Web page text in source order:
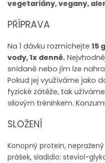
vegetariány, vegany,
PŘÍPRAVA
Na 1 dávku rozmíchejte 15
vody, 1x denně.
snídaně nebo jím lze
Pokud jej využíváme jako
fyzické zátěže, tak
silovým tréninkem.
SLOŽENÍ
Konopný protein,
prášek, sladidlo: steviol-